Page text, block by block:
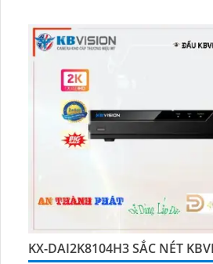
KX-DAI2K8104H3 SẮC NÉT